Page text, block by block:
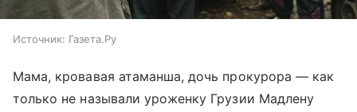
Источник: Газета.Ру
Мама, кровавая атаманша, дочь прокурора — как
только не называли уроженку Грузии Мадлену